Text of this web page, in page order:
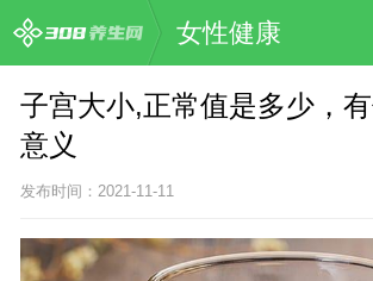
女性健康
子宫大小,正常值是多少，
意义
发布时间：2021-11-11